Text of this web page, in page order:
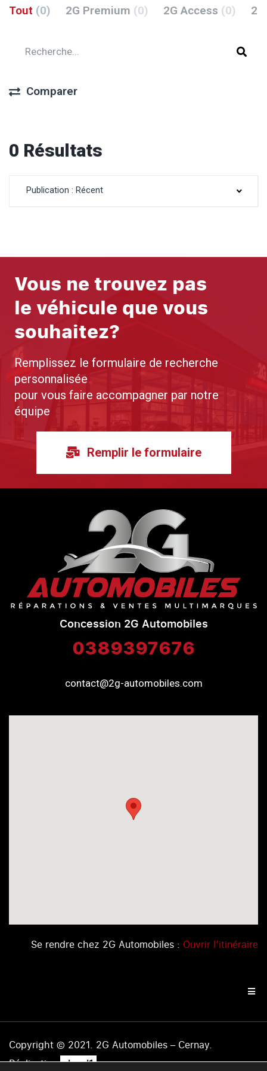
Tout (0) 2G Premium (0) 2G Access (0)
Comparer
0 Résultats
Publication : Récent
Vous ne trouvez pas
le véhicule que vous
souhaitez?
Remplissez le formulaire de recherche
personnalisée
pour vous faire accompagner par notre
équipe
Remplir le formulaire
Concession 2G Automobiles
0389397676
contact@2g-automobiles.com
Se rendre chez 2G Automobiles : Ouvrir l’itinéraire
Copyright © 2021. 2G Automobiles – Cernay.
Réalisation .level1